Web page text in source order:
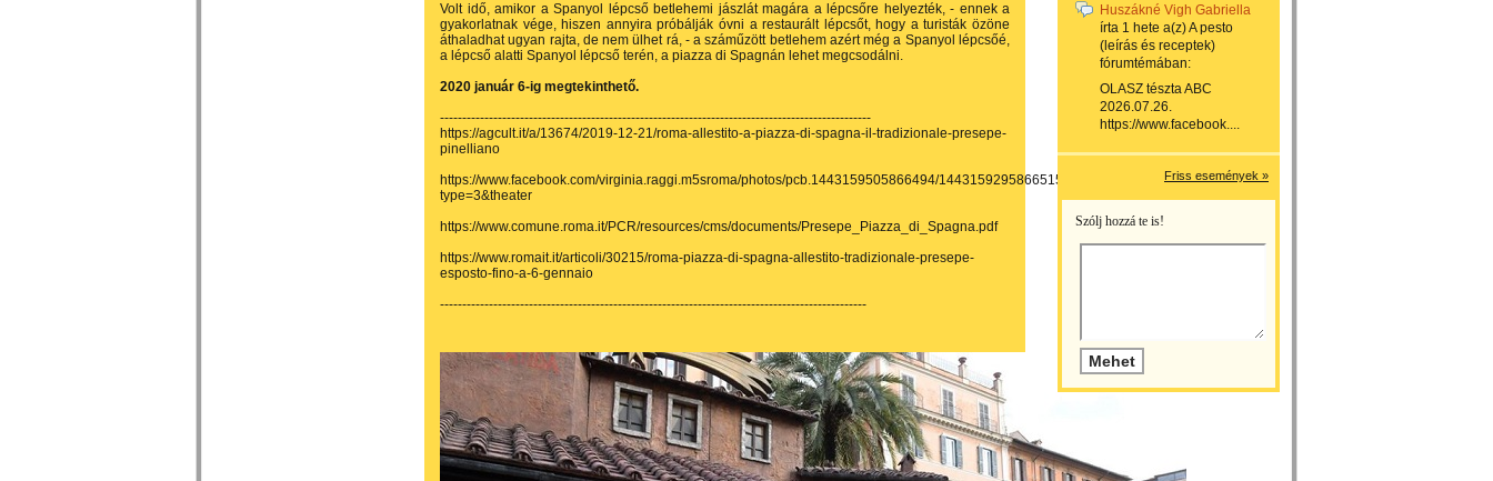
Volt idő, amikor a Spanyol lépcső betlehemi jászlát magára a lépcsőre helyezték, - ennek a
gyakorlatnak vége, hiszen annyira próbálják óvni a restaurált lépcsőt, hogy a turisták özöne
áthaladhat ugyan rajta, de nem ülhet rá, - a száműzött betlehem azért még a Spanyol lépcsőé,
a lépcső alatti Spanyol lépcső terén, a piazza di Spagnán lehet megcsodálni.
2020 január 6-ig megtekinthető.
-------------------------------------------------------------------------------------------------
https://agcult.it/a/13674/2019-12-21/roma-allestito-a-piazza-di-spagna-il-tradizionale-presepe-
pinelliano
https://www.facebook.com/virginia.raggi.m5sroma/photos/pcb.1443159505866494/1443159295866515/?
type=3&theater
https://www.comune.roma.it/PCR/resources/cms/documents/Presepe_Piazza_di_Spagna.pdf
https://www.romait.it/articoli/30215/roma-piazza-di-spagna-allestito-tradizionale-presepe-
esposto-fino-a-6-gennaio
------------------------------------------------------------------------------------------------
Huszákné Vigh Gabriella
írta 1 hete a(z)A pesto
(leírás és receptek)
fórumtémában:
OLASZ tészta ABC
2026.07.26.
https://www.facebook....
Friss események »
Szólj hozzá te is!